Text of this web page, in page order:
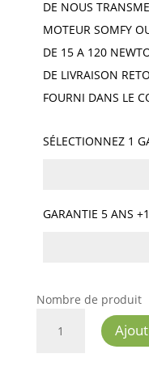
DE NOUS
MOTEUR SOMFY
DE 15 A 120
DE LIVRAISON
FOURNI DANS LE
SÉLECTIONNEZ 1
GARANTIE 5 ANS
Nombre de produit